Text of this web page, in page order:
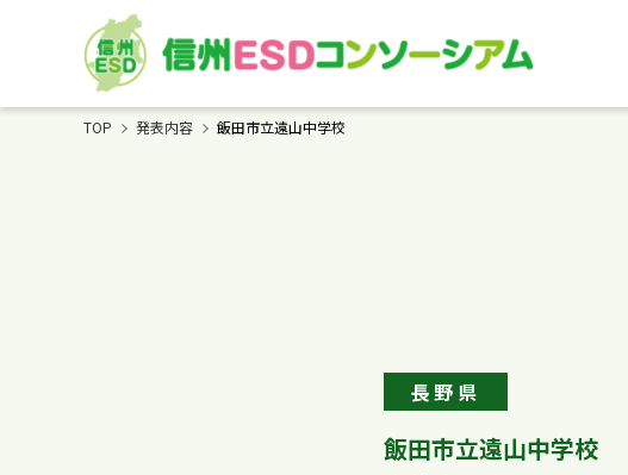
TOP 発表内容 飯田市立遠山中学校
長野県
飯田市立遠山中学校